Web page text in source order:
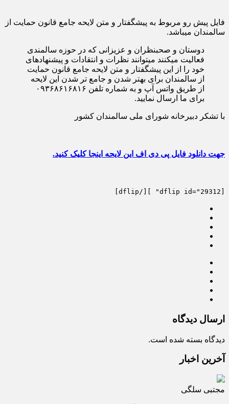
فایل پیش رو مربوط به پیشگفتار و متن لایحه جامع قانون حمایت از
سالمندان میباشد.
دوستان و صحبنظران و عزیزانی که در حوزه سالمندی
فعالیت میکنند میتوانند نظرات و انتقادات و پیشنهادهای
خود را از این پیشگفتار و متن لایحه جامع قانون حمایت
از سالمندان برای بهتر شدن و جامع تر شدن این لایحه
از طریق واتس آپ و به شماره تلفن ۰۹۳۶۸۶۱۶۸۱۶
برای ما ارسال نمایید.
با تشکر دبیرخانه شورای ملی سالمندان کشور
جهت دانلود فایل پی دی اف این لایحه اینجا کلیک کنید.
ارسال دیدگاه
دیدگاه بسته شده است.
آخرین اخبار
مجتبی سلگی